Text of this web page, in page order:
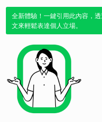
全新體驗！一鍵引用此內容，
文來輕鬆表達個人立場。